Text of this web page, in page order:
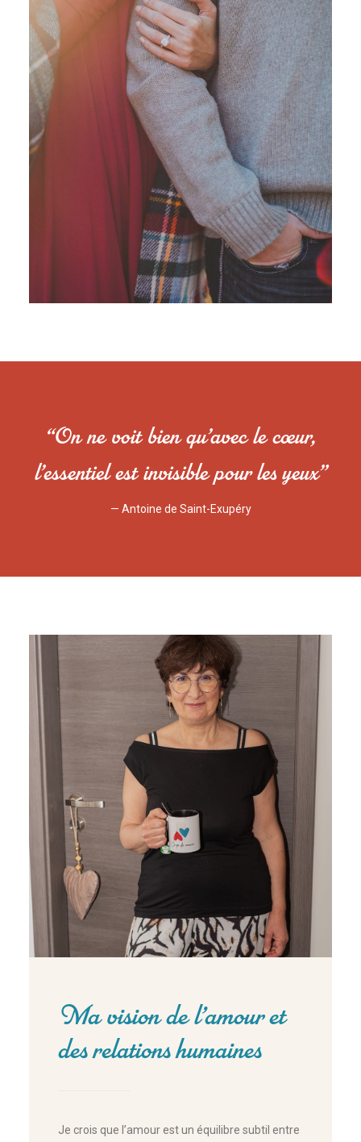
“On ne voit bien qu’avec le cœur,
l’essentiel est invisible pour les yeux”
— Antoine de Saint-Exupéry
Ma vision de l’amour et
des relations humaines
Je crois que l’amour est un équilibre subtil entre